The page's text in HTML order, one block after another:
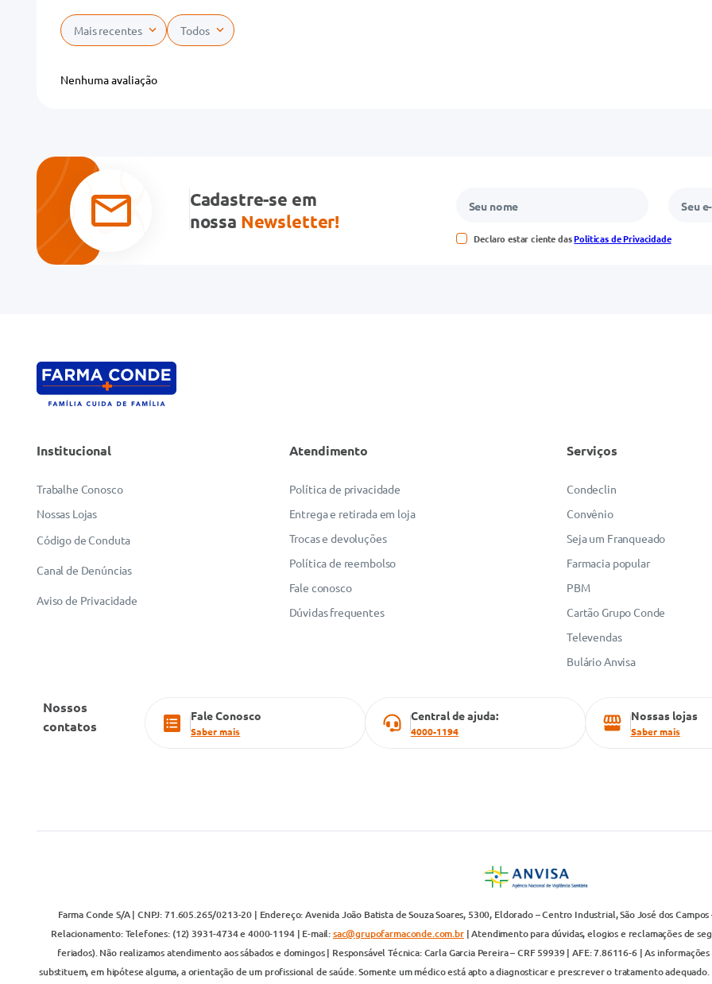
Adicionar avaliação
Avalie o produto de 1 a 5 estrelas
★★★
Seu nome
Mais recentes Todos
Nenhuma avaliação
Cadastre-se em
nossa Newsletter!
Declaro estar ciente dasPolíticas de Privacidade
Institucional
Trabalhe Conosco
Nossas Lojas
Código de Conduta
Canal de Denúncias
Aviso de Privacidade
Atendimento
Política de privacidade
Entrega e retirada em loja
Trocas e devoluções
Política de reembolso
Fale conosco
Dúvidas frequentes
Serviços
Condeclin
Convênio
Seja um Franqueado
Farmacia popular
PBM
Cartão Grupo Conde
Televendas
Bulário Anvisa
Nossos
contatos
Fale Conosco
Saber mais
Central de ajuda:
4000-1194
Nossas lojas
Saber mais
Farma Conde S/A | CNPJ: 71.605.265/0213-20 | Endereço: Avenida João Batista de Souza Soares, 5300, Eldorado – Centro Industrial, São José dos
Relacionamento: Telefones: (12) 3931-4734 e 4000-1194 | E-mail:sac@grupofarmaconde.com.br| Atendimento para dúvidas, elogios e reclamações de
feriados). Não realizamos atendimento aos sábados e domingos | Responsável Técnica: Carla Garcia Pereira – CRF 59939 | AFE: 7.86116-6 | As
substituem, em hipótese alguma, a orientação de um profissional de saúde. Somente um médico está apto a diagnosticar e prescrever o tratamento